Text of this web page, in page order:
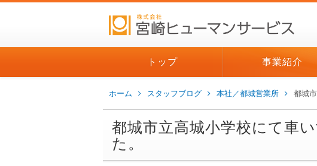
トップ 事業紹介
ホーム スタッフブログ 本社／都城営業所 都城
都城市立高城小学校にて車
た。